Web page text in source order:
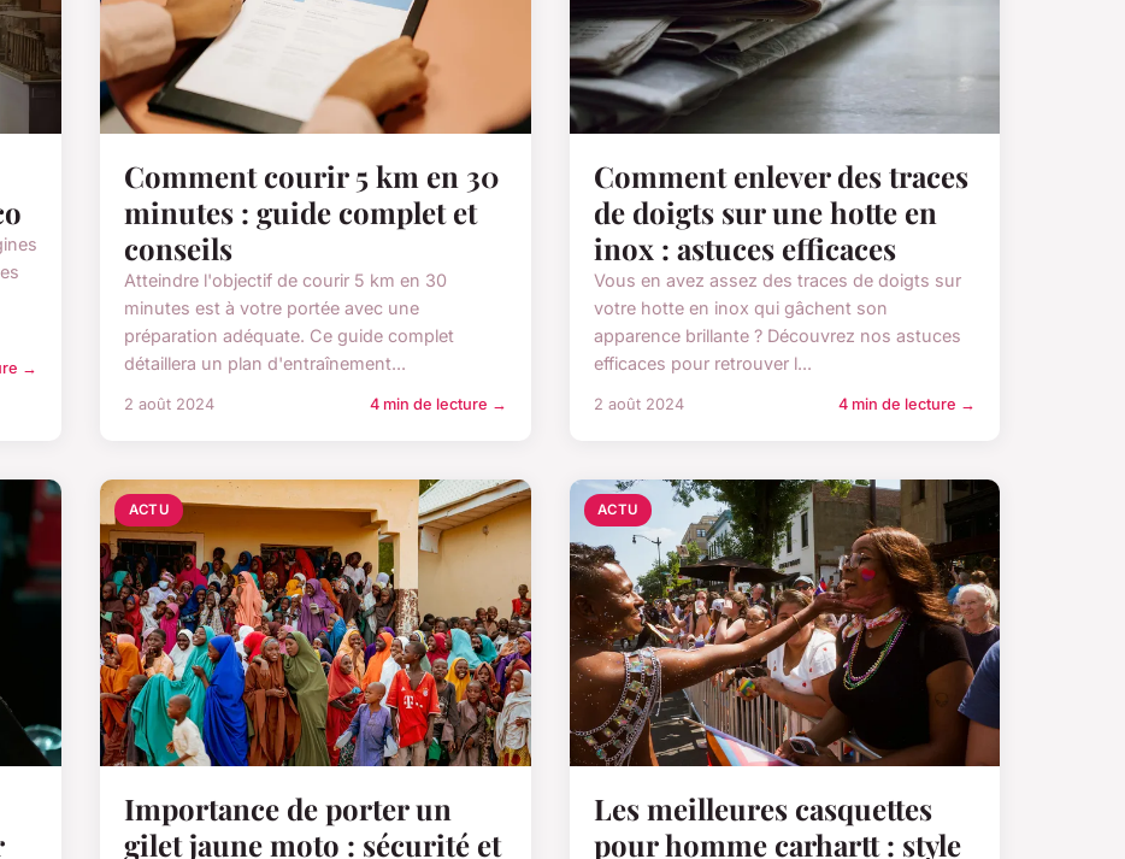
→
Comment courir 5 km en 30
minutes : guide complet et
conseils
Atteindre l'objectif de courir 5 km en 30
minutes est à votre portée avec une
préparation adéquate. Ce guide complet
détaillera un plan d'entraînement...
2 août 2024 4 min de lecture →
Comment enlever des traces
de doigts sur une hotte en
inox : astuces efficaces
Vous en avez assez des traces de doigts sur
votre hotte en inox qui gâchent son
apparence brillante ? Découvrez nos astuces
efficaces pour retrouver l...
2 août 2024 4 min de lecture →
ACTU
Importance de porter un
gilet jaune moto : sécurité et
ACTU
Les meilleures casquettes
pour homme carhartt : style